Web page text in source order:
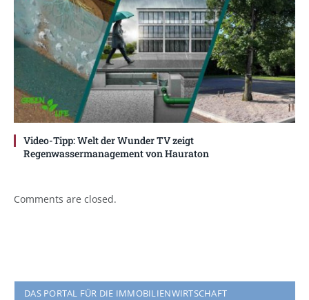
Video-Tipp: Welt der Wunder TV zeigt
Regenwassermanagement von Hauraton
Comments are closed.
DAS PORTAL FÜR DIE IMMOBILIENWIRTSCHAFT